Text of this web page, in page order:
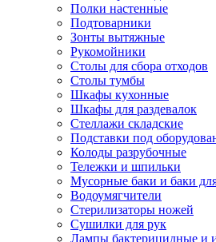
Полки настенные
Подтоварники
Зонты вытяжные
Рукомойники
Столы для сбора отходов
Столы тумбы
Шкафы кухонные
Шкафы для раздевалок
Стеллажи складские
Подставки под
Колоды разрубочные
Тележки и шпильки
Мусорные баки и баки
Водоумягчители
Стерилизаторы ножей
Сушилки для рук
Лампы бактерицидные и